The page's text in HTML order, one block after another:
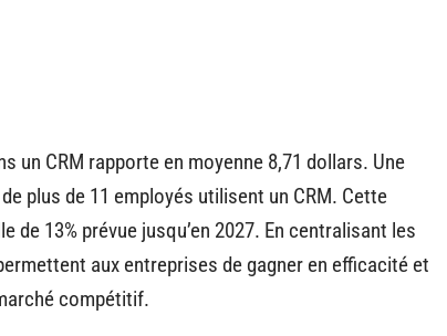
un CRM rapporte en moyenne 8,71 dollars. Une
plus de 11 employés utilisent un CRM. Cette
13% prévue jusqu’en 2027. En centralisant les
aux entreprises de gagner en efficacité et
compétitif.